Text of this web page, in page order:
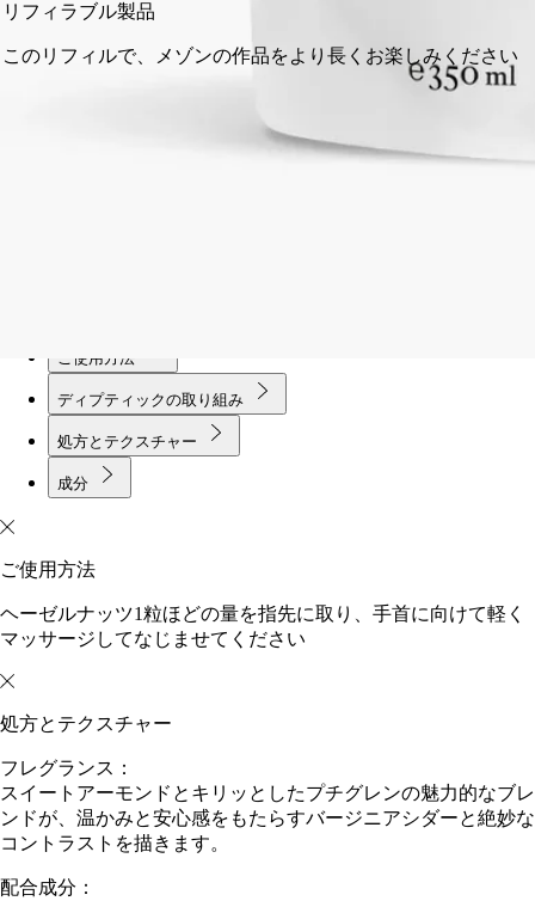
リフィラブル製品
このリフィルで、メゾンの作品をより長くお楽しみください
未開封製品に限り返品を承ります
ご使用方法
ディプティックの取り組み
処方とテクスチャー
成分
ご使用方法
ヘーゼルナッツ1粒ほどの量を指先に取り、手首に向けて軽く
マッサージしてなじませてください
処方とテクスチャー
フレグランス：
スイートアーモンドとキリッとしたプチグレンの魅力的なブレ
ンドが、温かみと安心感をもたらすバージニアシダーと絶妙な
コントラストを描きます。
配合成分：